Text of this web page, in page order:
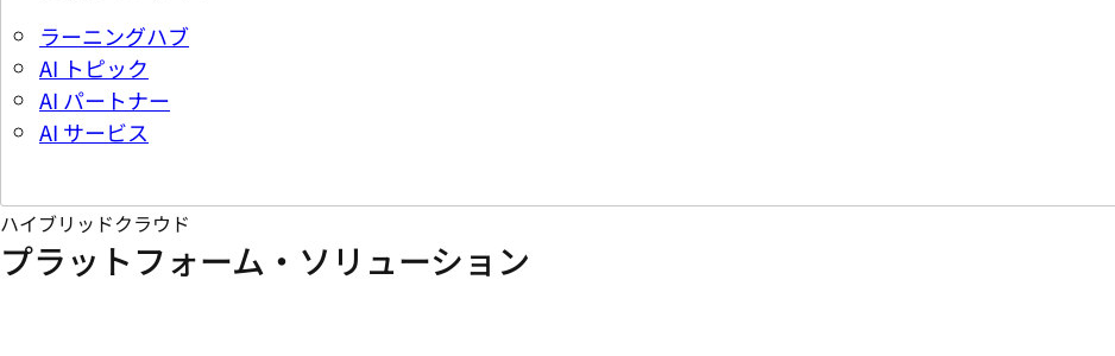
ラーニングハブ
AI トピック
AI パートナー
AI サービス
ハイブリッドクラウド
プラットフォーム・ソリューション